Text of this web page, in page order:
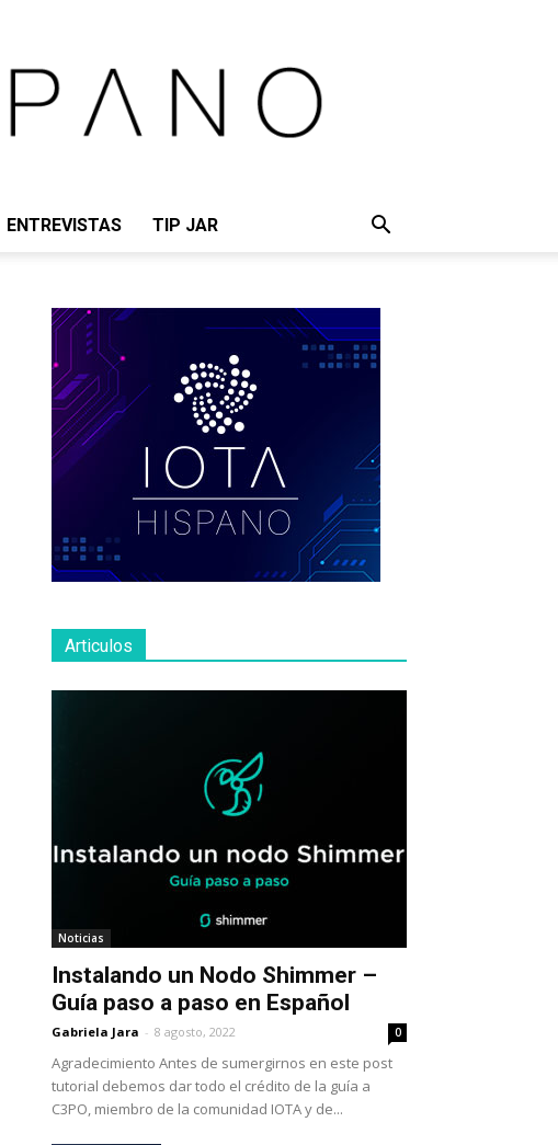
ENTREVISTAS TIP JAR
Articulos
Noticias
Instalando un Nodo Shimmer –
Guía paso a paso en Español
Gabriela Jara - 8 agosto, 2022 0
Agradecimiento Antes de sumergirnos en este post
tutorial debemos dar todo el crédito de la guía a
C3PO, miembro de la comunidad IOTA y de...